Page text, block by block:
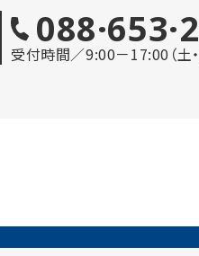
受付時間／9:00－17:00（土・